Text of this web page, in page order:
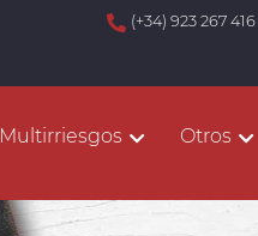
(+34) 923 267 416
Multirriesgos Otros